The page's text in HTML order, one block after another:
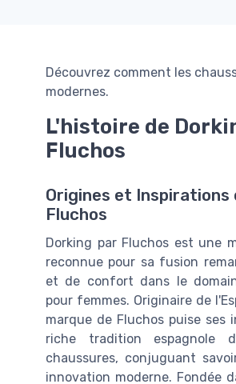
Découvrez comment les
modernes.
L'histoire de
Fluchos
Origines et Inspirations
Fluchos
Dorking par Fluchos est une
reconnue pour sa fusion
et de confort dans le
pour femmes. Originaire de
marque de Fluchos puise ses
riche tradition espagnole
chaussures, conjuguant
innovation moderne. Fondée